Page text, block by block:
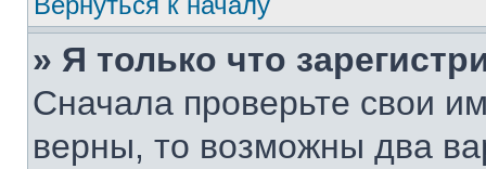
» Я только что
Сначала проверьте свои
верны, то возможны два